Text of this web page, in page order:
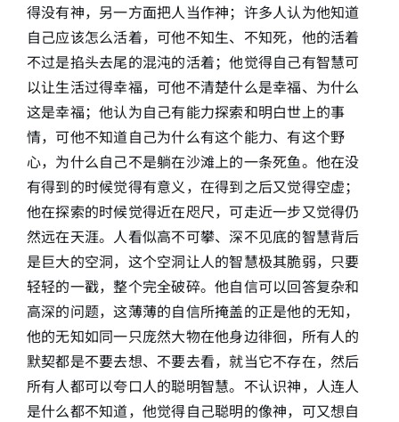
得没有神，另一方面把人当作神；许多人认为他知道
自己应该怎么活着，可他不知生、不知死，他的活着
不过是掐头去尾的混沌的活着；他觉得自己有智慧可
以让生活过得幸福，可他不清楚什么是幸福、为什么
这是幸福；他认为自己有能力探索和明白世上的事
情，可他不知道自己为什么有这个能力、有这个野
心，为什么自己不是躺在沙滩上的一条死鱼。他在没
有得到的时候觉得有意义，在得到之后又觉得空虚；
他在探索的时候觉得近在咫尺，可走近一步又觉得仍
然远在天涯。人看似高不可攀、深不见底的智慧背后
是巨大的空洞，这个空洞让人的智慧极其脆弱，只要
轻轻的一戳，整个完全破碎。他自信可以回答复杂和
高深的问题，这薄薄的自信所掩盖的正是他的无知，
他的无知如同一只庞然大物在他身边徘徊，所有人的
默契都是不要去想、不要去看，就当它不存在，然后
所有人都可以夸口人的聪明智慧。不认识神，人连人
是什么都不知道，他觉得自己聪明的像神，可又想自